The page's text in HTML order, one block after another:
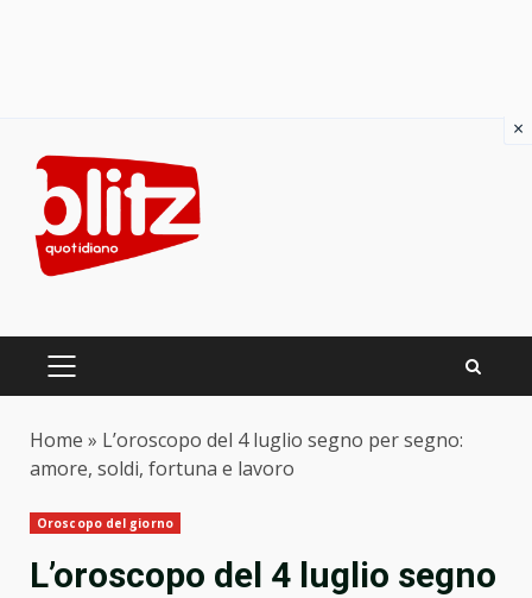
content
PRIMARY
Home » L’oroscopo del 4 luglio segno per segno:
amore, soldi, fortuna e lavoro
Oroscopo del giorno
L’oroscopo del 4 luglio segno
×